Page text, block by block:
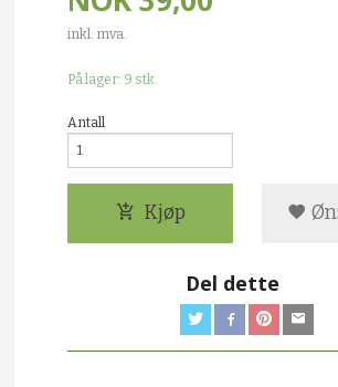
inkl. mva.
På lager: 9 stk.
Antall
Kjøp
Del dette